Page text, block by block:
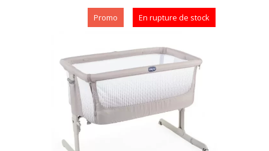
Promo En rupture de stock